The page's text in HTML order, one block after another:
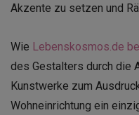
Akzente zu setzen und
Wie Lebenskosmos.de
des Gestalters durch die
Kunstwerke zum
Wohneinrichtung ein